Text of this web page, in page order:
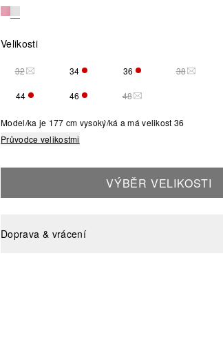
Velikosti
32TATO VELIKOST JE MOMENTÁLNĚ VYPRODÁNA
34ZBÝVÁ POUZE 1
36ZBÝVÁ POUZE 1
38TATO
44ZBÝVÁ POUZE 5
46ZBÝVÁ POUZE 2
48TATO VELIKOST JE
Model/ka je 177 cm vysoký/ká a má velikost 36
Průvodce velikostmi
VÝBĚR VELIKOSTI
Doprava & vrácení